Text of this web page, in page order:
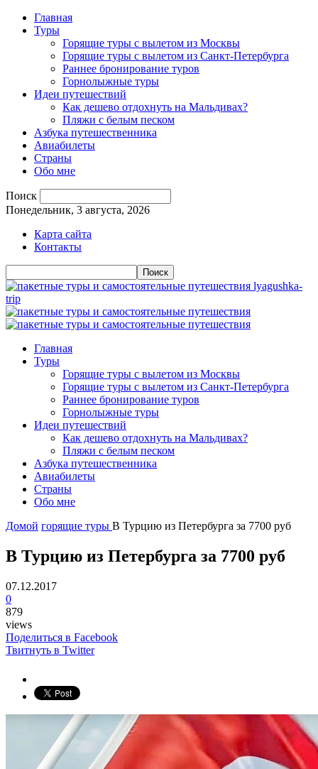
Главная
Туры
Горящие туры с вылетом из Москвы
Горящие туры с вылетом из Санкт-Петербурга
Раннее бронирование туров
Горнолыжные туры
Идеи путешествий
Как дешево отдохнуть на Мальдивах?
Пляжи с белым песком
Азбука путешественника
Авиабилеты
Страны
Обо мне
Поиск
Понедельник, 3 августа, 2026
Карта сайта
Контакты
lyagushka-
trip
Главная
Туры
Горящие туры с вылетом из Москвы
Горящие туры с вылетом из Санкт-Петербурга
Раннее бронирование туров
Горнолыжные туры
Идеи путешествий
Как дешево отдохнуть на Мальдивах?
Пляжи с белым песком
Азбука путешественника
Авиабилеты
Страны
Обо мне
Домой горящие туры В Турцию из Петербурга за 7700 руб
В Турцию из Петербурга за 7700 руб
07.12.2017
0
879
views
Поделиться в Facebook
Твитнуть в Twitter